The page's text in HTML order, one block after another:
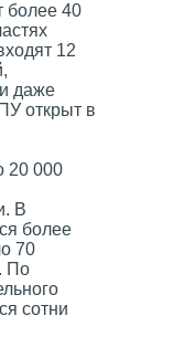
более 40
12
даже
открыт в
20 000
В
более
70
По
сотни